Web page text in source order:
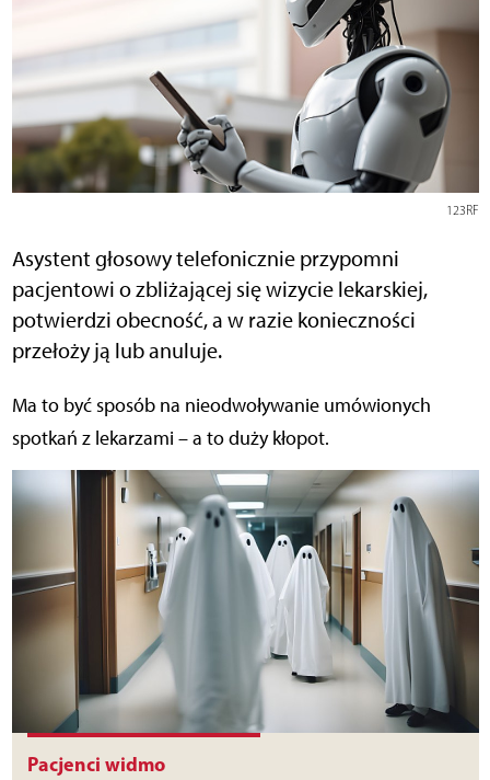
123RF
Asystent głosowy telefonicznie przypomni
pacjentowi o zbliżającej się wizycie lekarskiej,
potwierdzi obecność, a w razie konieczności
przełoży ją lub anuluje.
Ma to być sposób na nieodwoływanie umówionych
spotkań z lekarzami – a to duży kłopot.
Pacjenci widmo